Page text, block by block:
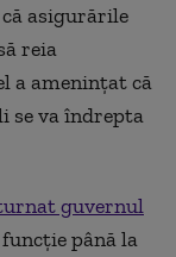
asigurările
reia
a ameninţat că
se va îndrepta
guvernul
până la